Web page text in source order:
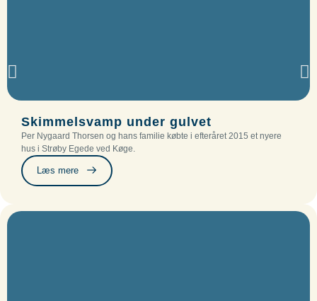
Skimmelsvamp under gulvet
Per Nygaard Thorsen og hans familie købte i efteråret 2015 et nyere
hus i Strøby Egede ved Køge.
Læs mere